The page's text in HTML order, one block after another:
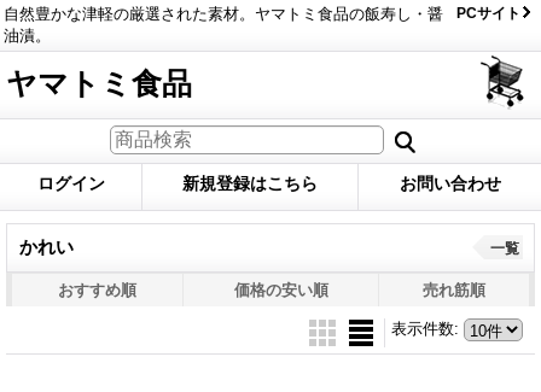
自然豊かな津軽の厳選された素材。ヤマトミ食品の飯寿し・醤
油漬。
PCサイト
ヤマトミ食品
ログイン 新規登録はこちら お問い合わせ
かれい 一覧
おすすめ順 価格の安い順 売れ筋順
表示件数: